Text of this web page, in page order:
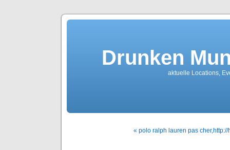
Drunken
aktuelle Locations,
« polo ralph lauren pas